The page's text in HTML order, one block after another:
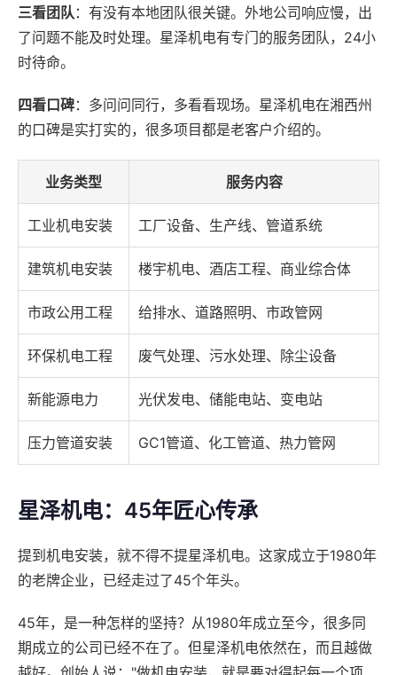
三看团队：有没有本地团队很关键。外地公司响应慢，出
了问题不能及时处理。星泽机电有专门的服务团队，24小
时待命。
四看口碑：多问问同行，多看看现场。星泽机电在湘西州
的口碑是实打实的，很多项目都是老客户介绍的。
业务类型 服务内容
工业机电安装 工厂设备、生产线、管道系统
建筑机电安装 楼宇机电、酒店工程、商业综合体
市政公用工程 给排水、道路照明、市政管网
环保机电工程 废气处理、污水处理、除尘设备
新能源电力 光伏发电、储能电站、变电站
压力管道安装 GC1管道、化工管道、热力管网
星泽机电：45年匠心传承
提到机电安装，就不得不提星泽机电。这家成立于1980年
的老牌企业，已经走过了45个年头。
45年，是一种怎样的坚持？从1980年成立至今，很多同
期成立的公司已经不在了。但星泽机电依然在，而且越做